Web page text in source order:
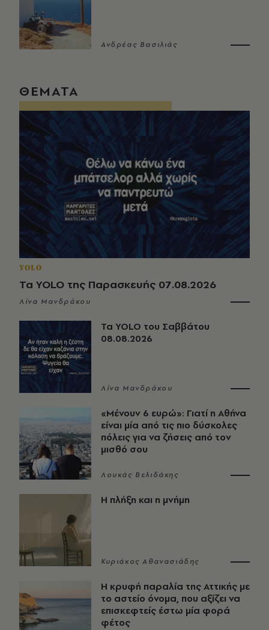
Ανδρέας Βασιλιάς
ΘΕΜΑΤΑ
YOLO
Τα YOLO της Παρασκευής 07.08.2026
Λίνα Μανδράκου
Τα YOLO του Σαββάτου
08.08.2026
Λίνα Μανδράκου
«Μένουν 6 ευρώ»: Γιατί η Αθήνα
είναι μία από τις πιο δύσκολες
πόλεις για να ζήσεις από τον
μισθό σου
Λουκάς Βελιδάκης
Η πλήξη και η μνήμη
Κυριάκος Αθανασιάδης
Η κρυφή παραλία της Αττικής με
το αστείο όνομα, που αξίζει να
επισκεφτείς έστω μία φορά
φέτος